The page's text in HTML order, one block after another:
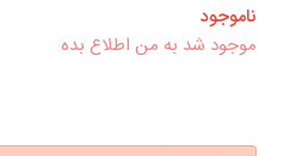
ناموجود
موجود شد به من اطلاع بده